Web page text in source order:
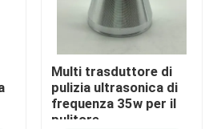
Multi trasduttore di
pulizia ultrasonica di
frequenza 35w per il
pulitore